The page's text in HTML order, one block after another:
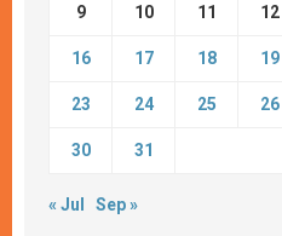
9 10 11 12
16 17 18 19
23 24 25 26
30 31
« Jul Sep »